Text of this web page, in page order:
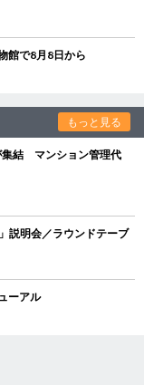
館で8月8日から
もっと見る
集結 マンション管理代
説明会／ラウンドテーブ
ーアル